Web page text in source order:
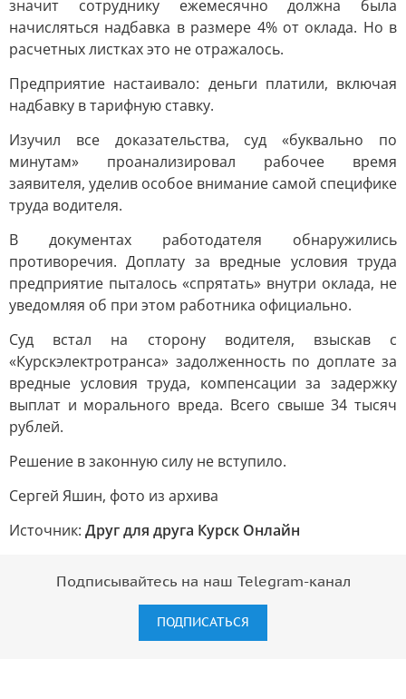
значит сотруднику ежемесячно должна была
начисляться надбавка в размере 4% от оклада. Но в
расчетных листках это не отражалось.
Предприятие настаивало: деньги платили, включая
надбавку в тарифную ставку.
Изучил все доказательства, суд «буквально по
минутам» проанализировал рабочее время
заявителя, уделив особое внимание самой специфике
труда водителя.
В документах работодателя обнаружились
противоречия. Доплату за вредные условия труда
предприятие пыталось «спрятать» внутри оклада, не
уведомляя об при этом работника официально.
Суд встал на сторону водителя, взыскав с
«Курскэлектротранса» задолженность по доплате за
вредные условия труда, компенсации за задержку
выплат и морального вреда. Всего свыше 34 тысяч
рублей.
Решение в законную силу не вступило.
Сергей Яшин, фото из архива
Источник: Друг для друга Курск Онлайн
Подписывайтесь на наш Telegram-канал
ПОДПИСАТЬСЯ